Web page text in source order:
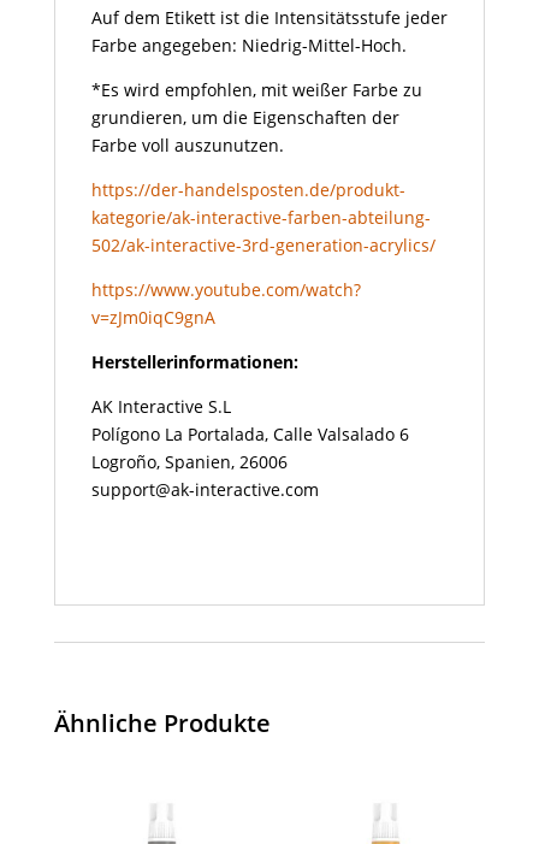
Auf dem Etikett ist die Intensitätsstufe jeder
Farbe angegeben: Niedrig-Mittel-Hoch.
*Es wird empfohlen, mit weißer Farbe zu
grundieren, um die Eigenschaften der
Farbe voll auszunutzen.
https://der-handelsposten.de/produkt-
kategorie/ak-interactive-farben-abteilung-
502/ak-interactive-3rd-generation-acrylics/
https://www.youtube.com/watch?
v=zJm0iqC9gnA
Herstellerinformationen:
AK Interactive S.L
Polígono La Portalada, Calle Valsalado 6
Logroño, Spanien, 26006
support@ak-interactive.com
Ähnliche Produkte